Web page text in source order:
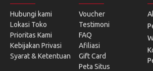
Hubungi kami
Lokasi Toko
Prioritas Kami
Kebijakan Privasi
Syarat & Ketentuan
Voucher
Testimoni
FAQ
Afiliasi
Gift Card
Peta Situs